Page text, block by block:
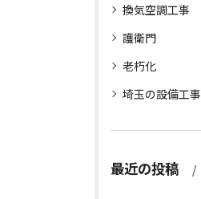
換気空調工事
護衛門
老朽化
埼玉の設備工事
最近の投稿